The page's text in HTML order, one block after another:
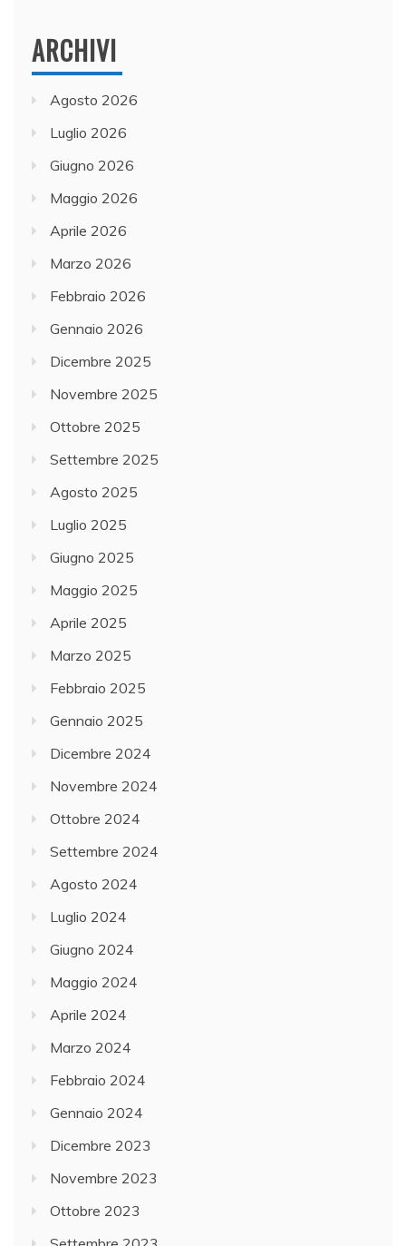
ARCHIVI
Agosto 2026
Luglio 2026
Giugno 2026
Maggio 2026
Aprile 2026
Marzo 2026
Febbraio 2026
Gennaio 2026
Dicembre 2025
Novembre 2025
Ottobre 2025
Settembre 2025
Agosto 2025
Luglio 2025
Giugno 2025
Maggio 2025
Aprile 2025
Marzo 2025
Febbraio 2025
Gennaio 2025
Dicembre 2024
Novembre 2024
Ottobre 2024
Settembre 2024
Agosto 2024
Luglio 2024
Giugno 2024
Maggio 2024
Aprile 2024
Marzo 2024
Febbraio 2024
Gennaio 2024
Dicembre 2023
Novembre 2023
Ottobre 2023